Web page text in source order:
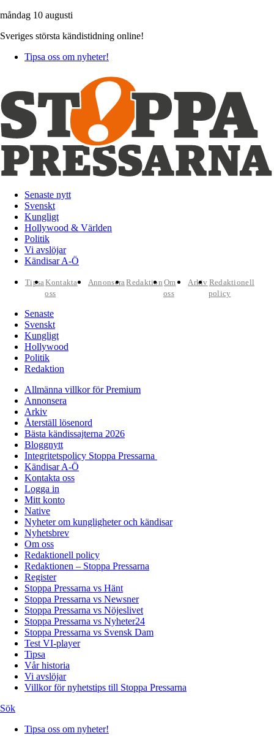
måndag 10 augusti
Sveriges största kändistidning online!
Tipsa oss om nyheter!
Senaste nytt
Svenskt
Kungligt
Hollywood & Världen
Politik
Vi avslöjar
Kändisar A-Ö
TipsaKontakta
oss
AnnonseraRedaktion Om
oss
Arkiv Redaktionell
policy
Senaste
Svenskt
Kungligt
Hollywood
Politik
Redaktion
Allmänna villkor för Premium
Annonsera
Arkiv
Återställ lösenord
Bästa kändissajterna 2026
Bloggnytt
Integritetspolicy Stoppa Pressarna
Kändisar A-Ö
Kontakta oss
Logga in
Mitt konto
Native
Nyheter om kungligheter och kändisar
Nyhetsbrev
Om oss
Redaktionell policy
Redaktionen – Stoppa Pressarna
Register
Stoppa Pressarna vs Hänt
Stoppa Pressarna vs Newsner
Stoppa Pressarna vs Nöjeslivet
Stoppa Pressarna vs Nyheter24
Stoppa Pressarna vs Svensk Dam
Test VI-player
Tipsa
Vår historia
Vi avslöjar
Villkor för nyhetstips till Stoppa Pressarna
Sök
Tipsa oss om nyheter!